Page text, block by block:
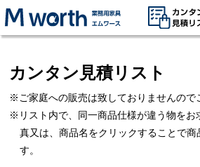
カンタン見積リスト
※ご家庭への販売は致しておりませんので
※リスト内で、同一商品仕様が違う物をお
真又は、商品名をクリックすることで商
す。